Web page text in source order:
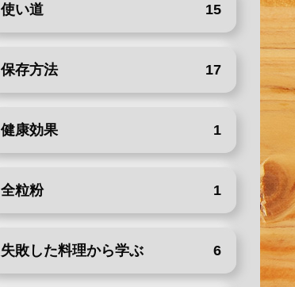
使い道 15
保存方法 17
健康効果 1
全粒粉 1
失敗した料理から学ぶ 6